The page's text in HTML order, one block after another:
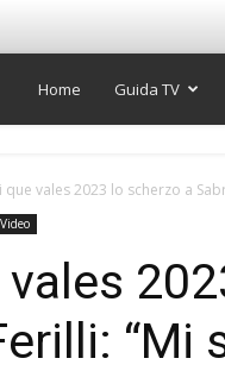
Super
TV
Home Guida TV
que vales 2023 lo scherzo a
Video
“Mi